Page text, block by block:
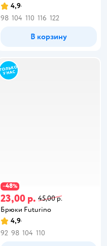
4,9
98 104 110 116 122
В корзину
−48%
23,00 р. 45,00 р.
Брюки Futurino
4,9
92 98 104 110